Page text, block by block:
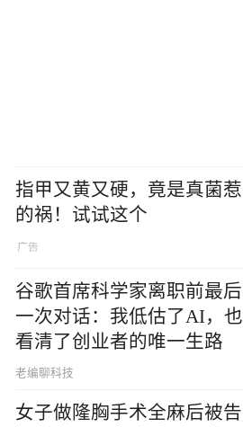
指甲又黄又硬，竟是真菌惹
的祸！试试这个
谷歌首席科学家离职前最后
一次对话：我低估了AI，也
看清了创业者的唯一生路
老编聊科技
女子做隆胸手术全麻后被告